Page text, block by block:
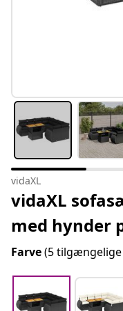
vidaXL
vidaXL
med hynder
Farve(5